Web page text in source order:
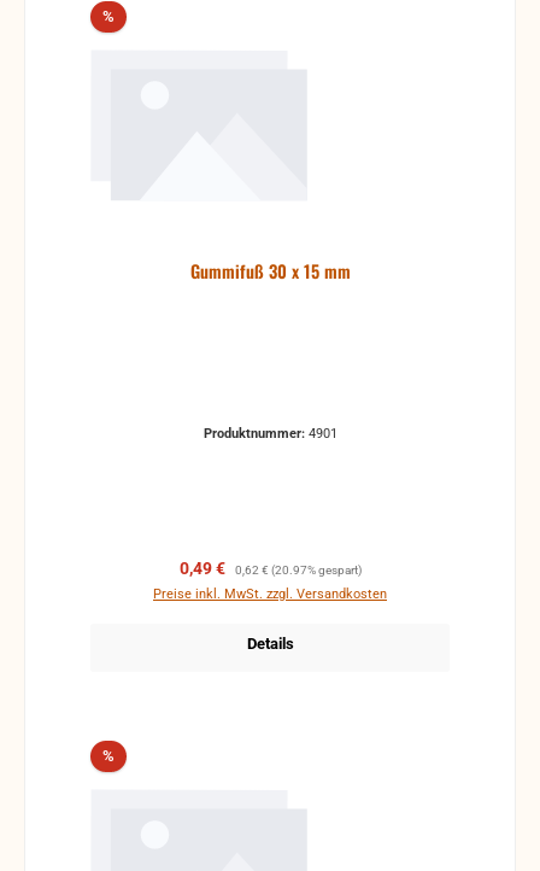
%Rabatt
Gummifuß 30 x 15 mm
Produktnummer: 4901
Verkaufspreis:
0,49 € Regulärer Preis:
0,62 € (20.97% gespart)
Preise inkl. MwSt. zzgl. Versandkosten
Details
%Rabatt